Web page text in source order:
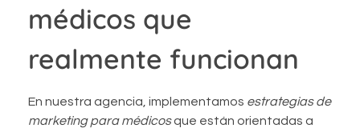
médicos que
realmente funcionan
En nuestra agencia, implementamos estrategias de
marketing para médicosque están orientadas a